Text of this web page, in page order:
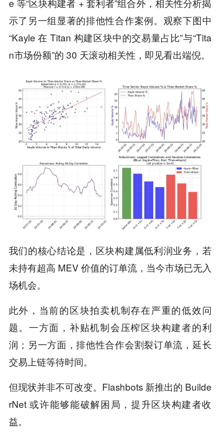
示了另一组显著的排他性合作案例。观察下图中
“Kayle 在 Titan 构建区块中的交易量占比”与“Tita
n市场份额”的 30 天滚动相关性，即见看出端倪。
我们的核心结论是，区块构建属低利润业务，若
未持有超高 MEV 价值的订单流，当今市场已无入
场机会。
此外，当前的区块拍卖机制存在严重的低效问
题。一方面，补贴机制会压榨区块构建者的利
润；另一方面，排他性合作会割裂订单流，延长
交易上链等待时间。
但现状并非不可改变。Flashbots 新推出的 Builde
rNet 或许能够能破解困局，提升区块构建者收
益。